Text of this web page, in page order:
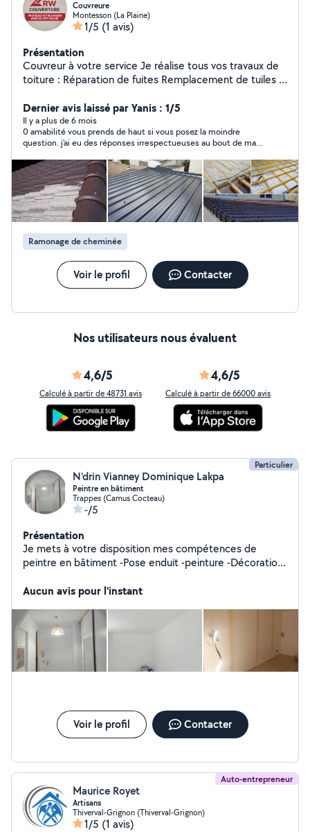
Couvreure
Montesson (La Plaine)
1/5 (1 avis)
Présentation
Couvreur à votre service Je réalise tous vos travaux de
toiture : Réparation de fuites Remplacement de tuiles /
de gouttières Petites rénovations de toit Travail sérieux,
rapide et soigné. Déplacement et devis gratuits.
Contactez-moi pour vos travaux ou dépannages toiture !
Travaux garantie 10 ans
Dernier avis laissé par Yanis : 1/5
Il y a plus de 6 mois
0 amabilité vous prends de haut si vous posez la moindre
question. j'ai eu des réponses irrespectueuses au bout de ma
Ramonage de cheminée
Voir le profil Contacter
Nos utilisateurs nous évaluent
4,6/5
Calculé à partir de 48731 avis
4,6/5
Calculé à partir de 66000 avis
Particulier
N'drin Vianney Dominique Lakpa
Peintre en bâtiment
Trappes (Camus Cocteau)
-/5
Présentation
Je mets à votre disposition mes compétences de
peintre en bâtiment -Pose enduit -peinture -Décoration
compétences au coups de 15 années d'expérience. Je
plomberie, -menuiserie, -montage de meubles, Équipé
de tout le matériel nécessaire, je m'engage à exécuter
vos projets avec sérieux et professionnalisme.
Contactez-moi via Allo Voisins ou d'autres plateformes
pour plus d'informations.
Aucun avis pour l'instant
Voir le profil Contacter
Auto-entrepreneur
Maurice Royet
Artisans
Thiverval-Grignon (Thiverval-Grignon)
1/5 (1 avis)